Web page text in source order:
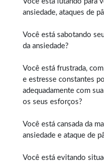
ansiedade, ataques de
Você está sabotando
da ansiedade?
Você está frustrada,
e estresse constantes
adequadamente com
os seus esforços?
Você está cansada da
ansiedade e ataque de
Você está evitando